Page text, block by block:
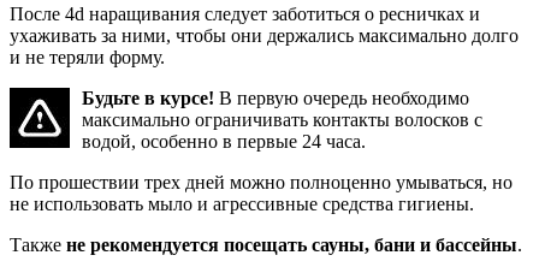
После 4d наращивания следует заботиться о ресничках и
ухаживать за ними, чтобы они держались максимально долго
и не теряли форму.
Будьте в курсе! В первую очередь необходимо
максимально ограничивать контакты волосков с
водой, особенно в первые 24 часа.
По прошествии трех дней можно полноценно умываться, но
не использовать мыло и агрессивные средства гигиены.
Также не рекомендуется посещать сауны, бани и бассейны.